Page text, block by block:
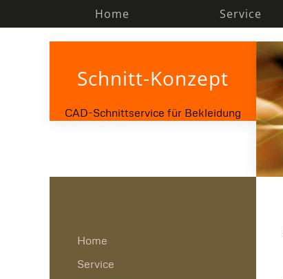
Zum Hauptinhalt springen
Home Service
Schnitt-Konzept
CAD-Schnittservice für Bekleidung
Home
Service